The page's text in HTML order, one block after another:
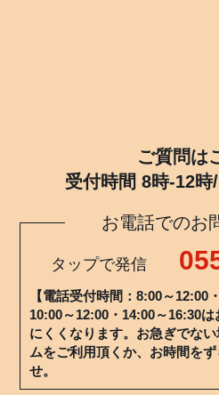
ご質問は
受付時間 8時-12時
お電話でのお
タップで発信
【電話受付時間：8:00～12:00
10:00～12:00・14:00～16:30
にくくなります。お急ぎでな
ムをご利用頂くか、お時間を
せ。